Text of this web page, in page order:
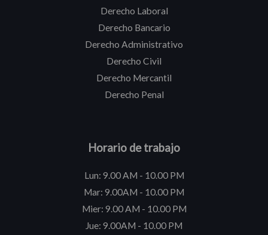
Derecho Laboral
Derecho Bancario
Derecho Administrativo
Derecho Civil
Derecho Mercantil
Derecho Penal
Horario de trabajo
Lun: 9.00 AM - 10.00 PM
Mar: 9.00AM - 10.00 PM
Mier: 9.00 AM - 10.00 PM
Jue: 9.00AM - 10.00 PM